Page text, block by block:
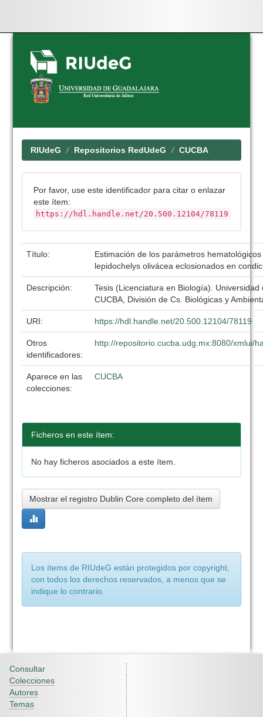
Skip
navigation
RIUdeG Repositorios RedUdeG CUCBA
Por favor, use este identificador para citar o enlazar
este ítem:
https://hdl.handle.net/20.500.12104/78119
Título:
Estimación de los parámetros
lepidochelys olivácea eclosionados en
Descripción:
Tesis (Licenciatura en Biología). Universidad
CUCBA, División de Cs. Biológicas y
URI: https://hdl.handle.net/20.500.12104/78119
Otros
identificadores:
http://repositorio.cucba.udg.mx:8080/xmlui/
Aparece en las
colecciones:
CUCBA
Ficheros en este ítem:
No hay ficheros asociados a este ítem.
Mostrar el registro Dublin Core completo del ítem
Los ítems de RIUdeG están protegidos por copyright,
con todos los derechos reservados, a menos que se
indique lo contrario.
Consultar
Colecciones
Autores
Temas